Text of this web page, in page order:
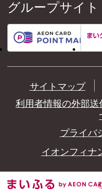
グループサイト
サイトマップ
利用者情報の外部
プライバ
イオンフィナ